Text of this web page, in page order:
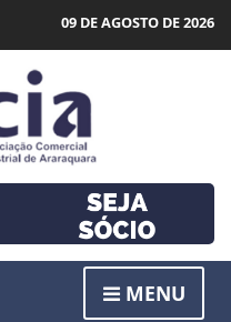
09 DE AGOSTO DE 2026
MENU